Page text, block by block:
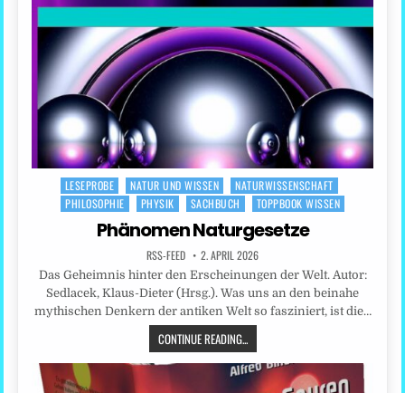
Posted
in
LESEPROBE NATUR UND WISSEN
NATURWISSENSCHAFT
PHILOSOPHIE
PHYSIK SACHBUCH TOPPBOOK WISSEN
Phänomen Naturgesetze
RSS-FEED 2. APRIL 2026
Das Geheimnis hinter den Erscheinungen der Welt. Autor:
Sedlacek, Klaus-Dieter (Hrsg.). Was uns an den beinahe
mythischen Denkern der antiken Welt so fasziniert, ist die…
CONTINUE READING...